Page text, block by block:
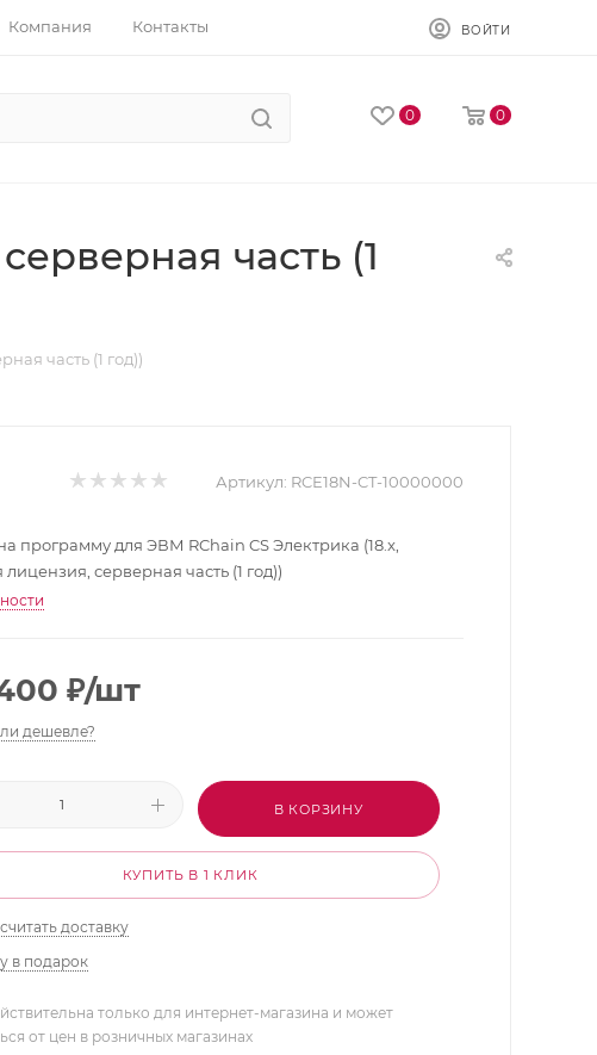
Компания Контакты ВОЙТИ
0 0
часть (1
часть (1 год))
Артикул: RCE18N-CT-10000000
программу для ЭВМ RChain CS Электрика (18.x,
лицензия, серверная часть (1 год))
₽/шт
дешевле?
В КОРЗИНУ
КУПИТЬ В 1 КЛИК
доставку
в подарок
только для интернет-магазина и может
от цен в розничных магазинах